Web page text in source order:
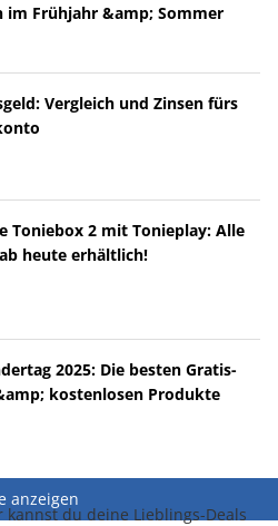
im Frühjahr &amp; Sommer
Vergleich und Zinsen fürs
Toniebox 2 mit Tonieplay: Alle
heute erhältlich!
2025: Die besten Gratis-
kostenlosen Produkte
anzeigen
du deine Lieblings-Deals